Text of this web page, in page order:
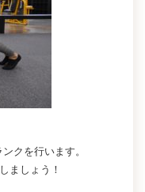
クを行います。
ましょう！